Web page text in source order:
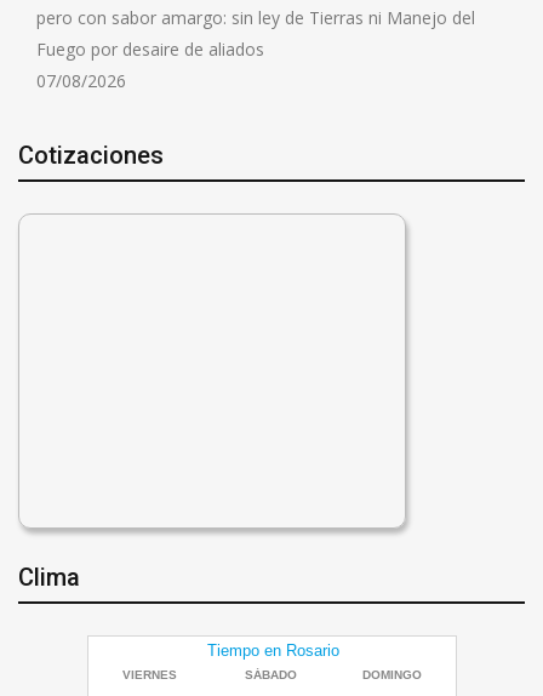
pero con sabor amargo: sin ley de Tierras ni Manejo del
Fuego por desaire de aliados
07/08/2026
Cotizaciones
Clima